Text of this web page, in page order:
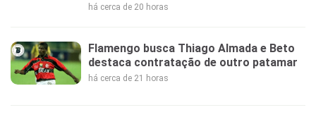
há cerca de 20 horas
Flamengo busca Thiago Almada e Beto
destaca contratação de outro patamar
há cerca de 21 horas